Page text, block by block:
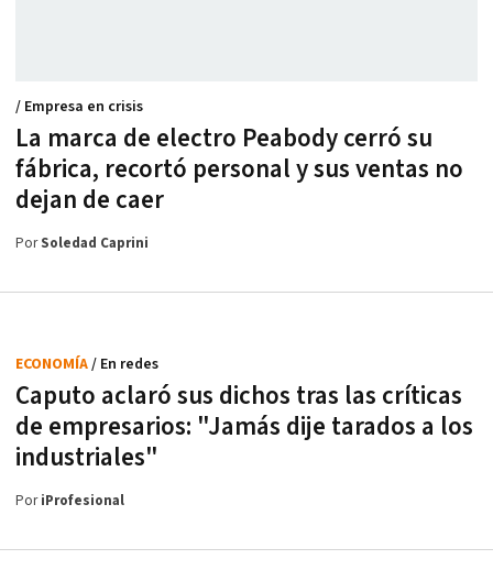
La marca de electro Peabody cerró su
fábrica, recortó personal y sus ventas no
dejan de caer
/ Empresa en crisis
PorSoledad Caprini
Caputo aclaró sus dichos tras las críticas
de empresarios: "Jamás dije tarados a los
industriales"
ECONOMÍA/ En redes
PoriProfesional